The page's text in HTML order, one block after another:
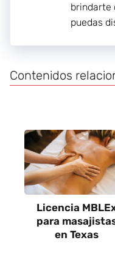
brindarte
puedas
Contenidos
Licencia
para
en Texas